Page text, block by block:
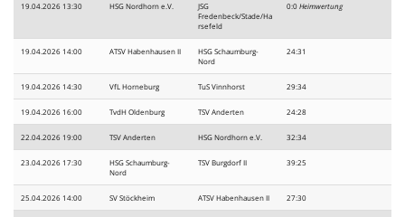
19.04.2026 13:30 HSG Nordhorn e.V.
JSG
Fredenbeck/Stade/Ha
rsefeld
0:0Heimwertung
19.04.2026 14:00 ATSV Habenhausen II
HSG Schaumburg-
Nord
24:31
19.04.2026 14:30 VfL Horneburg TuS Vinnhorst 29:34
19.04.2026 16:00 TvdH Oldenburg TSV Anderten 24:28
22.04.2026 19:00 TSV Anderten HSG Nordhorn e.V. 32:34
23.04.2026 17:30
HSG Schaumburg-
Nord
TSV Burgdorf II 39:25
25.04.2026 14:00 SV Stöckheim ATSV Habenhausen II 27:30